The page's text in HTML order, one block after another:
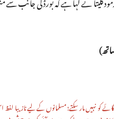
کو نہیں مار سکتے؛ مسلمانوں کے لیے نازیبا لفظ